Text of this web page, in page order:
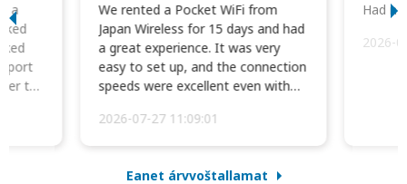
a
to
We rented a Pocket WiFi from
Japan Wireless for 15 days and had
a great experience. It was very
easy to set up, and the connection
speeds were excellent even with
2026-07-27 11:09:01
Had
2026-
Eanet árvvoštallamat